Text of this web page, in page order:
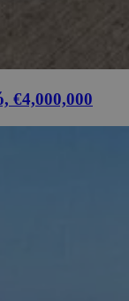
€4,000,000